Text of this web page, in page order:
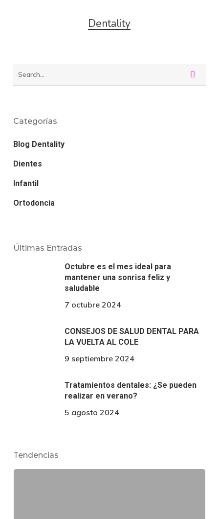
Dentality
Categorías
Blog Dentality
Dientes
Infantil
Ortodoncia
Últimas Entradas
Octubre es el mes ideal para
mantener una sonrisa feliz y
saludable
7 octubre 2024
CONSEJOS DE SALUD DENTAL PARA
LA VUELTA AL COLE
9 septiembre 2024
Tratamientos dentales: ¿Se pueden
realizar en verano?
5 agosto 2024
Tendencias